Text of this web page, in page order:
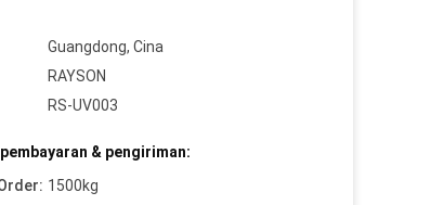
Guangdong, Cina
RAYSON
RS-UV003
& pengiriman:
1500kg